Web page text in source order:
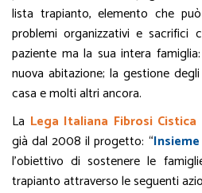
lista trapianto, elemento che
problemi organizzativi e sacrifici
paziente ma la sua intera
nuova abitazione; la gestione
casa e molti altri ancora.
La Lega Italiana Fibrosi Cistica
già dal 2008 il progetto: “
l’obiettivo di sostenere le
trapianto attraverso le seguenti